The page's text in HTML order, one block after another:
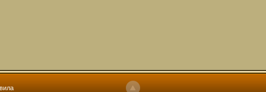
нужны? Так эта организация описана в "Лордах тьмы", книге правил по
организацию искажённая руна? Это некро-вампо нечистивая
процесс не очень быстрый будет. Думаю в течении 1-2 месяцев
с телефона не очень удобно)
по ходу чтения правлю. Получается не совнлитературный перевод,